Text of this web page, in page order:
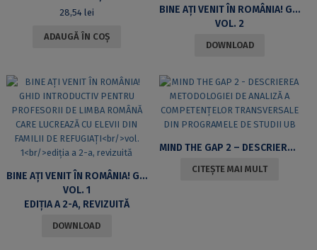
28,54 lei
ADAUGĂ ÎN COȘ
BINE AȚI VENIT ÎN ROMÂNIA! GHID INTRODUCTIV PENTRU PROFESORII DE LIMBA ROMÂNĂ CARE LUCREAZĂ CU ELEVII DIN FAMILII DE REFUGIAȚI
VOL. 2
DOWNLOAD
BINE AȚI VENIT ÎN ROMÂNIA! GHID INTRODUCTIV PENTRU PROFESORII DE LIMBA ROMÂNĂ CARE LUCREAZĂ CU ELEVII DIN FAMILII DE REFUGIAȚI
VOL. 1
EDIȚIA A 2-A, REVIZUITĂ
DOWNLOAD
MIND THE GAP 2 – DESCRIEREA METODOLOGIEI DE ANALIZĂ A COMPETENȚELOR TRANSVERSALE DIN PROGRAMELE DE STUDII UB
CITEȘTE MAI MULT